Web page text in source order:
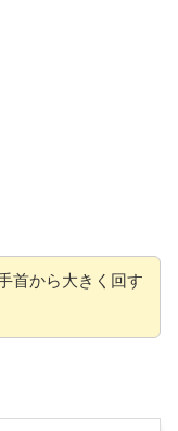
首から大きく回す